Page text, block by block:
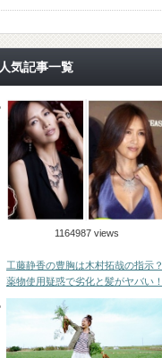
人気記事一覧
1164987 views
工藤静香の豊胸は木村拓哉の指示？
薬物使用疑惑で劣化と髪がヤバい！